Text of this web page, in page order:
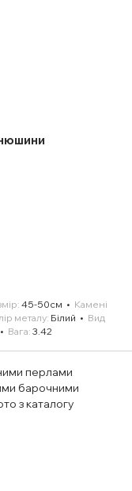
45-50см
Камені
металу Білий
Вид
Вага 3.42